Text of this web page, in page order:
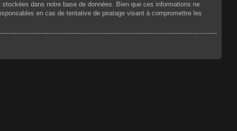
dans notre base de données. Bien que ces informations ne
en cas de tentative de piratage visant à compromettre les